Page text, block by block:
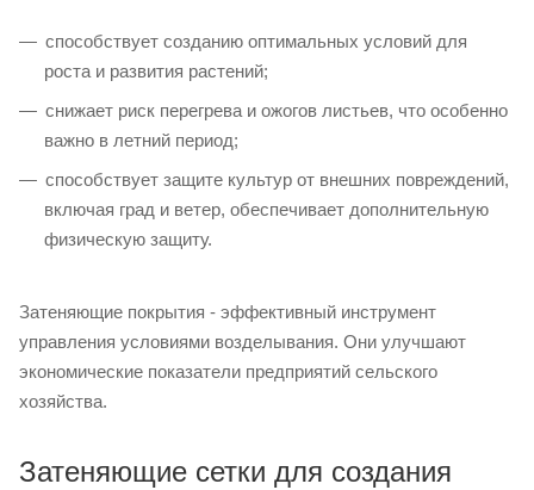
способствует созданию оптимальных условий для
роста и развития растений;
снижает риск перегрева и ожогов листьев, что особенно
важно в летний период;
способствует защите культур от внешних повреждений,
включая град и ветер, обеспечивает дополнительную
физическую защиту.
Затеняющие покрытия - эффективный инструмент
управления условиями возделывания. Они улучшают
экономические показатели предприятий сельского
хозяйства.
Затеняющие сетки для создания